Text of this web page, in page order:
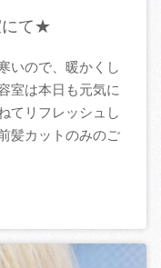
にて★
いので、暖かくし
室は本日も元気に
てリフレッシュし
髪カットのみのご